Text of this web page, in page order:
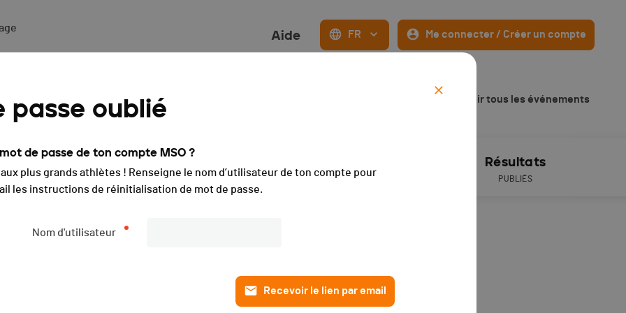
passe oublié
de passe de ton compte MSO ?
plus grands athlètes ! Renseigne le nom d’utilisateur de ton compte pour
les instructions de réinitialisation de mot de passe.
Nom d'utilisateur
Recevoir le lien par email
Aide FR Me connecter / Créer un compte
Granfondo Valais - 2020 Voir tous les événements
Liste des engagé·e·s
PUBLIÉE
Résultats
PUBLIÉS
Description
samedi 08.08.2020(il y a plus de 5 ans).